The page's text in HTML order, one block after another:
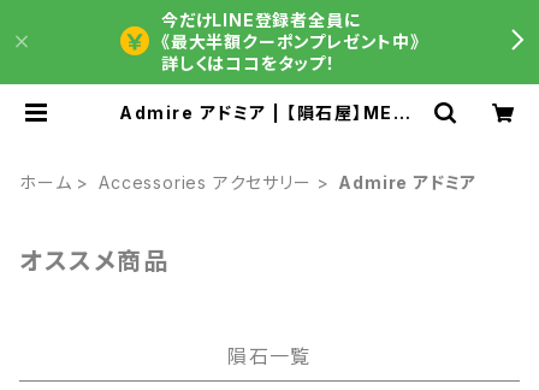
今だけLINE登録者全員に
《最大半額クーポンプレゼント中》
詳しくはココをタップ！
Admire アドミア | 【隕石屋】METE
ホーム Accessories アクセサリー Admire アドミア
オススメ商品
隕石一覧